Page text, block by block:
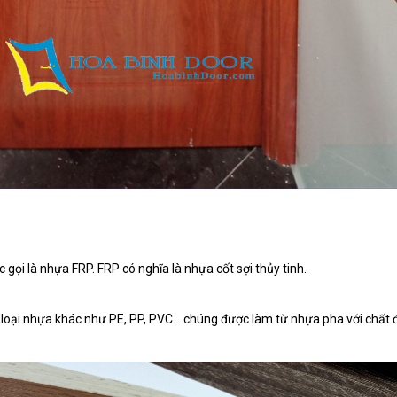
là nhựa FRP. FRP có nghĩa là nhựa cốt sợi thủy tinh.
nhựa khác như PE, PP, PVC… chúng được làm từ nhựa pha với chất